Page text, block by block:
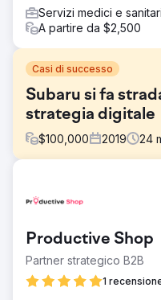
Servizi medici e
A partire da $2,500
Casi di successo
Subaru si fa
strategia digitale
$100,000 2019 24
I concorrenti di SUBARU
ampiamente modificata
significativo. Dati i vincoli
creare un approccio
spesa.
Productive Shop
Partner strategico B2B
1